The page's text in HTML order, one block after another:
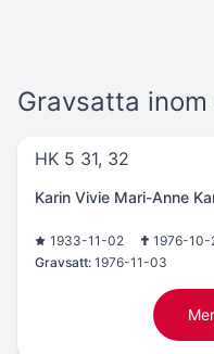
Gravsatta
HK 5 31, 32
Karin Vivie Mari-Anne
1933-11-02
1976-10-
Gravsatt: 1976-11-03